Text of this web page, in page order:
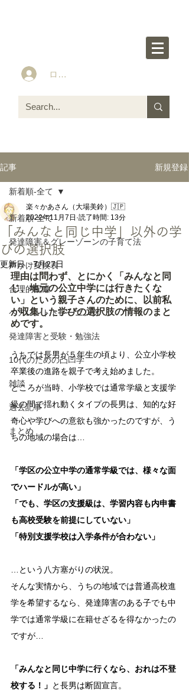
ログイン
記事 新規登録
新着順-全て
発達障害＆グレーゾーンの子育て法
声かけ変換表
合理的配慮
ペアレントトレーニング
発達障害と受験・勉強法
10代のための凸凹学
雑談
過去記事
まとめ
新着順-全て
「みんなと同じ中学」以外の学
びの選択肢
楽々かあさん（大場美鈴）🇯🇵
2022年11月7日 読了時間: 13分
更新日：7月27日
理由は問わず、とにかく
「みんなと同
じ、地元の公立中学には行きたくな
い」という親子さんのために、以前私
が収集した学びの選択肢の情報のまと
めです。
うちでは長男が５年生の頃より、公立小学校
卒業後の進路を親子で考え始めました。
ところが当時、小学校では通常学級と支援学
級の間で揺れ動くタイプの長男は、知的な好
奇心や学びへの意欲も強かったのですが、う
ちの地域の場合は…
「学区の公立中学の通常学級では、様々な面
でハードルが高い」
「でも、学区の支援級は、学習内容も内申書
も高校受験を前提にしていない」
「特別支援学校は入学条件が合わない」
…という八方塞がりの状況。
そんな実情から、うちの地域では普通高校進
学を希望するなら、発達障害のある子でも中
学では通常学級に在籍せざるを得なかったの
ですが…
「みんなと同じ中学に行くなら、おれは不登
校する！」 と長男は断固宣言。